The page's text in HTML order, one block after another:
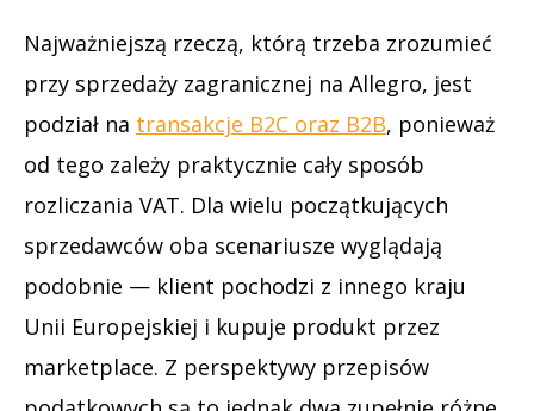
Najważniejszą rzeczą, którą trzeba zrozumieć
przy sprzedaży zagranicznej na Allegro, jest
podział na transakcje B2C oraz B2B, ponieważ
od tego zależy praktycznie cały sposób
rozliczania VAT. Dla wielu początkujących
sprzedawców oba scenariusze wyglądają
podobnie — klient pochodzi z innego kraju
Unii Europejskiej i kupuje produkt przez
marketplace. Z perspektywy przepisów